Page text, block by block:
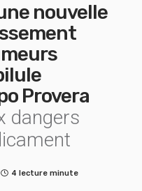
nouvelle
Provera
dangers
4 lecture minute